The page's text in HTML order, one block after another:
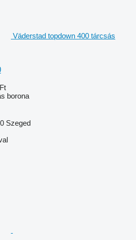
Väderstad topdown 400 tárcsás
borona
Szeged